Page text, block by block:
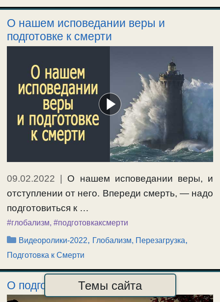
О нашем исповедании веры и
подготовке к смерти
09.02.2022 | О нашем исповедании веры, и
отступлении от него. Впереди смерть, — надо
подготовиться к …
#глобализм, #подготовкаксмерти
Рубрики
Видеоролики-2022, Глобализм, Перезагрузка,
Подготовка к Смерти
О подготовке души к смерти
Темы сайта